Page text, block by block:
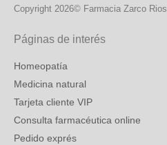
Copyright 2026© Farmacia Zarco Rios
Páginas de interés
Homeopatía
Medicina natural
Tarjeta cliente VIP
Consulta farmacéutica online
Pedido exprés